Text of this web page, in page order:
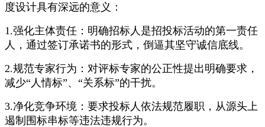
度设计具有深远的意义：
1.强化主体责任：明确招标人是招投标活动的第一责任
人，通过签订承诺书的形式，倒逼其坚守诚信底线。
2.规范专家行为：对评标专家的公正性提出明确要求，
减少“人情标”、“关系标”的干扰。
3.净化竞争环境：要求投标人依法规范履职，从源头上
遏制围标串标等违法违规行为。